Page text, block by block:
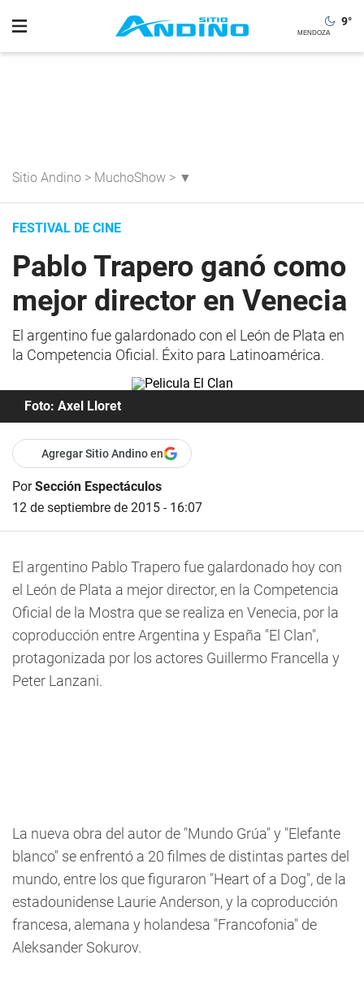
9°
Sitio Andino > MuchoShow > ▼
FESTIVAL DE CINE
Pablo Trapero ganó como
mejor director en Venecia
El argentino fue galardonado con el León de Plata en
la Competencia Oficial. Éxito para Latinoamérica.
Foto: Axel Lloret
Agregar Sitio Andino en
PorSección Espectáculos
12 de septiembre de 2015 - 16:07
El argentino Pablo Trapero fue galardonado hoy con
el León de Plata a mejor director, en la Competencia
Oficial de la Mostra que se realiza en Venecia, por la
coproducción entre Argentina y España "El Clan",
protagonizada por los actores Guillermo Francella y
Peter Lanzani.
La nueva obra del autor de "Mundo Grúa" y "Elefante
blanco" se enfrentó a 20 filmes de distintas partes del
mundo, entre los que figuraron "Heart of a Dog", de la
estadounidense Laurie Anderson, y la coproducción
francesa, alemana y holandesa "Francofonia" de
Aleksander Sokurov.